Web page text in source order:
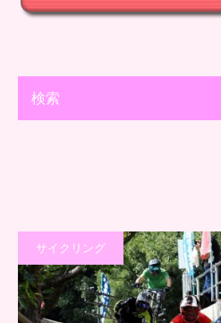
検索
サイクリング